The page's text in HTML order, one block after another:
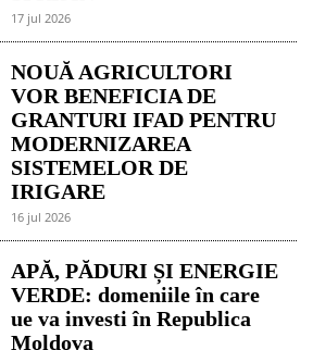
17 jul 2026
NOUĂ AGRICULTORI
VOR BENEFICIA DE
GRANTURI IFAD PENTRU
MODERNIZAREA
SISTEMELOR DE
IRIGARE
16 jul 2026
APĂ, PĂDURI ȘI ENERGIE
VERDE: domeniile în care
ue va investi în Republica
Moldova